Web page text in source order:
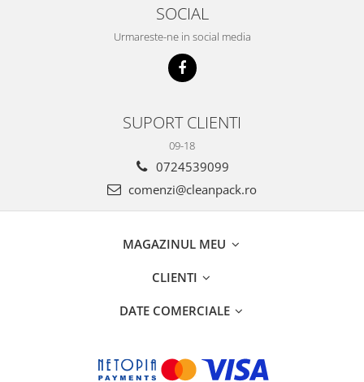
SOCIAL
Urmareste-ne in social media
SUPORT CLIENTI
09-18
0724539099
comenzi@cleanpack.ro
MAGAZINUL MEU
CLIENTI
DATE COMERCIALE